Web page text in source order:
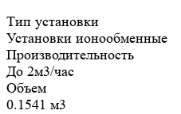
Тип установки
Установки ионообменные
Производительность
До 2м3/час
Объем
0.1541 м3